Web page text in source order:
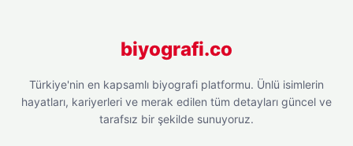
biyografi.co
Türkiye'nin en kapsamlı biyografi platformu. Ünlü isimlerin
hayatları, kariyerleri ve merak edilen tüm detayları güncel ve
tarafsız bir şekilde sunuyoruz.